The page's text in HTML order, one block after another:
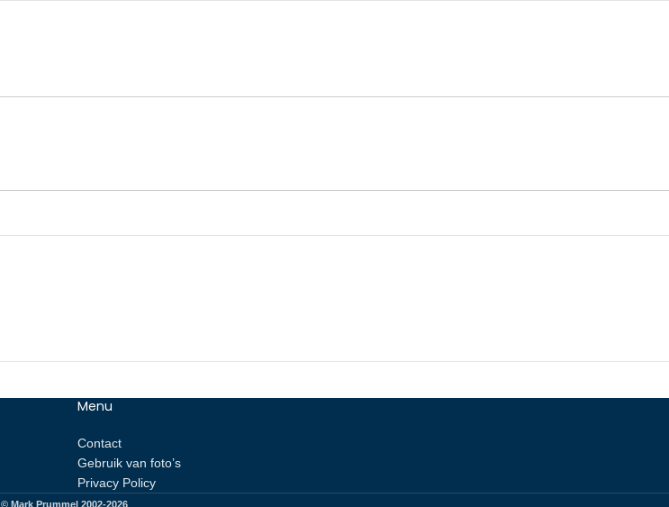
Menu
Contact
Gebruik van foto’s
Privacy Policy
© Mark Prummel 2002-2026